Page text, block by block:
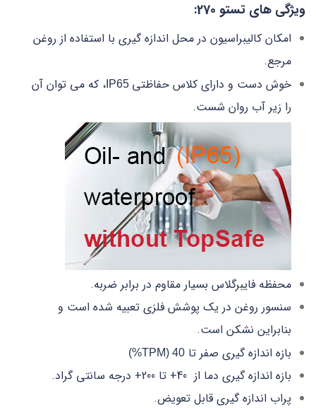
ویژگی های تستو 270:
امکان کالیبراسیون در محل اندازه گیری با استفاده از روغن
مرجع.
خوش دست و دارای کلاس حفاظتی
، که می توان آن
را زیر آب روان شست.
محفظه فایبرگلاس بسیار مقاوم در برابر ضربه.
سنسور روغن در یک پوشش فلزی تعبیه شده است و
بنابراین نشکن است.
بازه اندازه گیری صفر تا 40 (TPM%)
بازه اندازه گیری دما از 40+ تا 200+ درجه سانتی گراد.
پراب اندازه گیری قابل تعویض.